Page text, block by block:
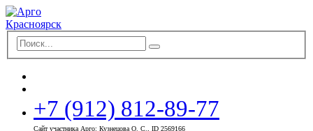
+7 (912) 812-89-77
Сайт участника Арго: Кузнецова О. С., ID 2569166